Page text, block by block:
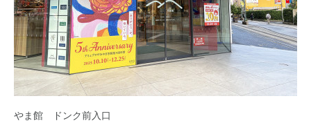
やま館 ドンク前入口